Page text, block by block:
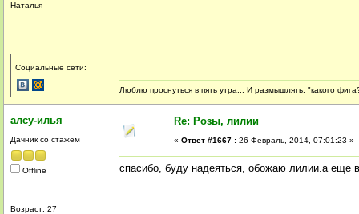
Наталья
Социальные сети:
Люблю проснуться в пять утра... И размышлять: "какого
алсу-илья
Дачник со стажем
Offline
Возраст: 27
Re: Розы, лилии
« Ответ #1667 : 26 Февраль, 2014, 07:01:23 »
спасибо, буду надеяться, обожаю лилии.а еще